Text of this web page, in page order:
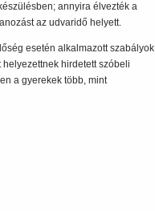
annyira élvezték a
az udvaridő helyett.
esetén alkalmazott szabályok
hirdetett szóbeli
a gyerekek több, mint